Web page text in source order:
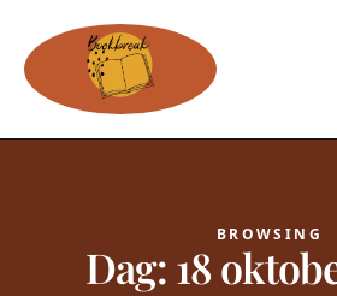
BROWSING
Dag:18